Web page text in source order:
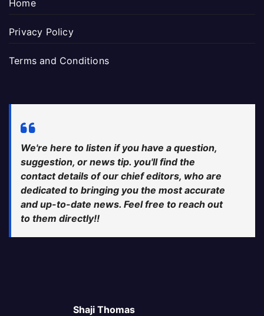
Home
Privacy Policy
Terms and Conditions
We're here to listen if you have a question,
suggestion, or news tip. you'll find the
contact details of our chief editors, who are
dedicated to bringing you the most accurate
and up-to-date news. Feel free to reach out
to them directly!!
Shaji Thomas